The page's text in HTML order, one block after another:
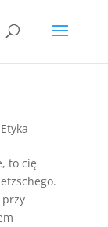
Etyka
to cię
przy